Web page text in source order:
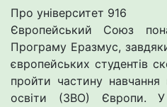
Про університет 916
Європейський Союз
Програму Еразмус,
європейських студентів
пройти частину
освіти (ЗВО) Європи.